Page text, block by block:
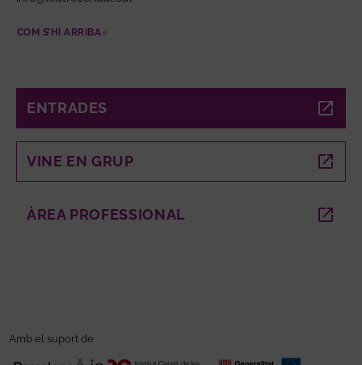
COM S’HI ARRIBA
ENTRADES
VINE EN GRUP
ÀREA PROFESSIONAL ABRE EN NUEVA VENTANA
Amb el suport de